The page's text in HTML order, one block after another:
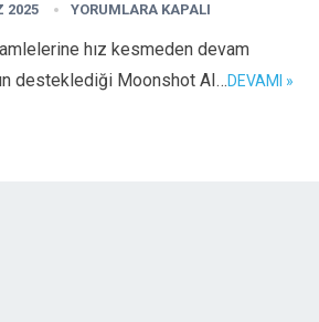
2025 YORUMLARA KAPALI
hız kesmeden devam
desteklediği Moonshot AI…DEVAMI »